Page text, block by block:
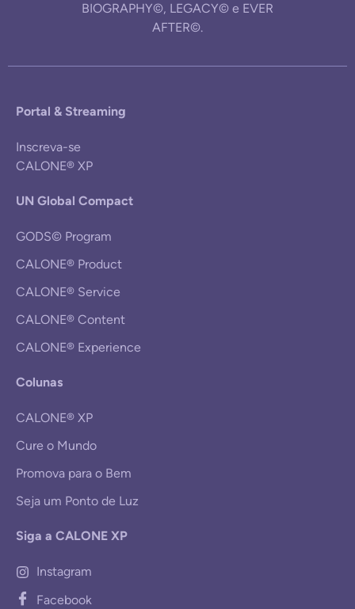
BIOGRAPHY©, LEGACY© e EVER
AFTER©.
Portal & Streaming
Inscreva-se
CALONE® XP
UN Global Compact
GODS© Program
CALONE® Product
CALONE® Service
CALONE® Content
CALONE® Experience
Colunas
CALONE® XP
Cure o Mundo
Promova para o Bem
Seja um Ponto de Luz
Siga a CALONE XP
Instagram
Facebook